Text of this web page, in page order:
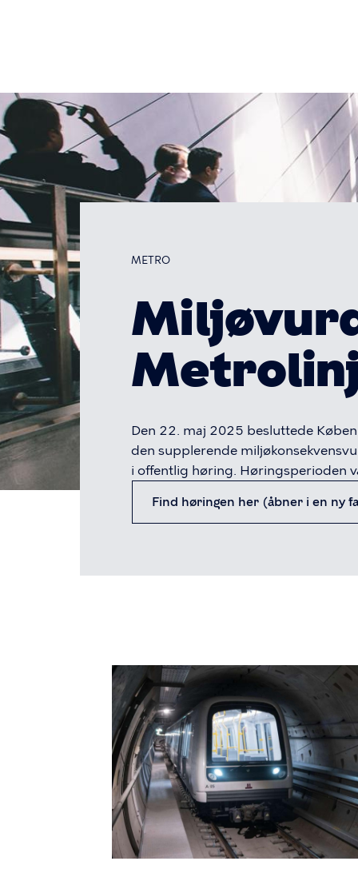
M5
METRO
Den 22. maj 2025 besluttede
den supplerende
i offentlig høring. Høringsperioden
Find høringen her (åbner i en ny